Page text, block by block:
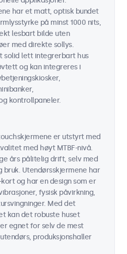
har et matt, optisk bundet
på minst 1000 nits,
lesbart bilde uten
med direkte sollys.
solid lett integrerbart hus
og kan integreres i
kontrollpaneler.
er utstyrt med
med høyt MTBF-nivå.
års pålitelig drift, selv med
bruk. Utendørsskjermene har
og har en design som er
fysisk påvirkning,
Med det
kan det robuste huset
egnet for selv de mest
produksjonshaller